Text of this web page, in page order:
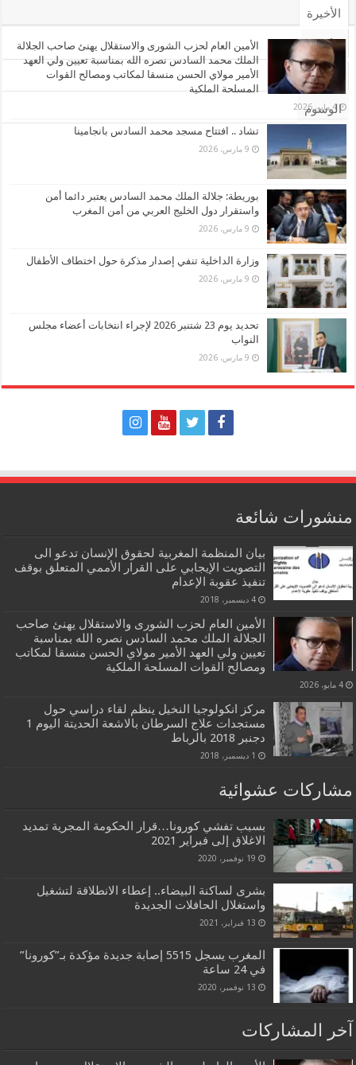
الأخيرة
الأشهر
تعليقات
الوسوم
الأمين العام لحزب الشورى والاستقلال يهنئ صاحب الجلالة
الملك محمد السادس نصره الله بمناسبة تعيين ولي العهد
الأمير مولاي الحسن منسقا لمكاتب ومصالح القوات
المسلحة الملكية
4 مايو، 2026
تشاد .. افتتاح مسجد محمد السادس بانجامينا
9 مارس، 2026
بوريطة: جلالة الملك محمد السادس يعتبر دائما أمن
واستقرار دول الخليج العربي من أمن المغرب
9 مارس، 2026
وزارة الداخلية تنفي إصدار مذكرة حول اختطاف الأطفال
9 مارس، 2026
تحديد يوم 23 شتنبر 2026 لإجراء انتخابات أعضاء مجلس
النواب
9 مارس، 2026
منشورات شائعة
بيان المنظمة المغربية لحقوق الإنسان تدعو الى
التصويت الإيجابي على القرار الأممي المتعلق بوقف
تنفيذ عقوبة الإعدام
4 ديسمبر، 2018
الأمين العام لحزب الشورى والاستقلال يهنئ صاحب
الجلالة الملك محمد السادس نصره الله بمناسبة
تعيين ولي العهد الأمير مولاي الحسن منسقا لمكاتب
ومصالح القوات المسلحة الملكية
4 مايو، 2026
مركز انكولوجيا النخيل ينظم لقاء دراسي حول
مستجدات علاج السرطان بالاشعة الحديتة اليوم 1
دجنبر 2018 بالرباط
1 ديسمبر، 2018
مشاركات عشوائية
بسبب تفشي كورونا…قرار الحكومة المجرية تمديد
الاغلاق إلى فبراير 2021‎
19 نوفمبر، 2020
بشرى لساكنة البيضاء.. إعطاء الانطلاقة لتشغيل
واستغلال الحافلات الجديدة
13 فبراير، 2021
المغرب يسجل 5515 إصابة جديدة مؤكدة بـ”كورونا”
في 24 ساعة
13 نوفمبر، 2020
آخر المشاركات